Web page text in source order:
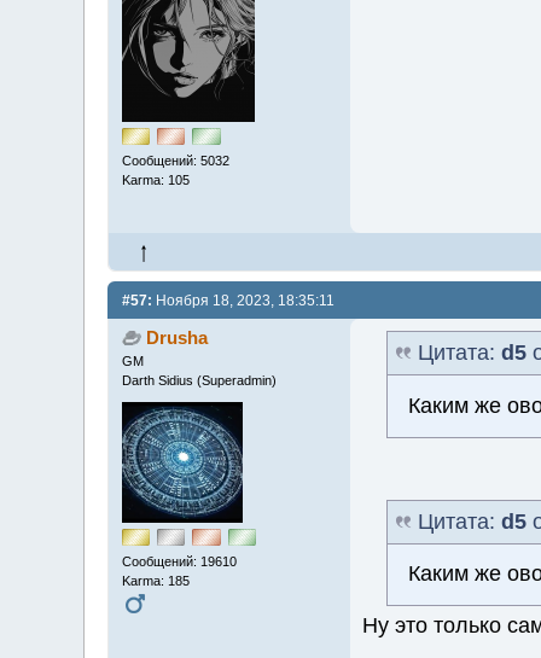
Сообщений: 5032
Karma: 105
#57: Ноября 18, 2023, 18:35:11
Drusha
GM
Darth Sidius (Superadmin)
Сообщений: 19610
Karma: 185
Цитата: d5
Каким же
Цитата: d5
Каким же
Ну это только